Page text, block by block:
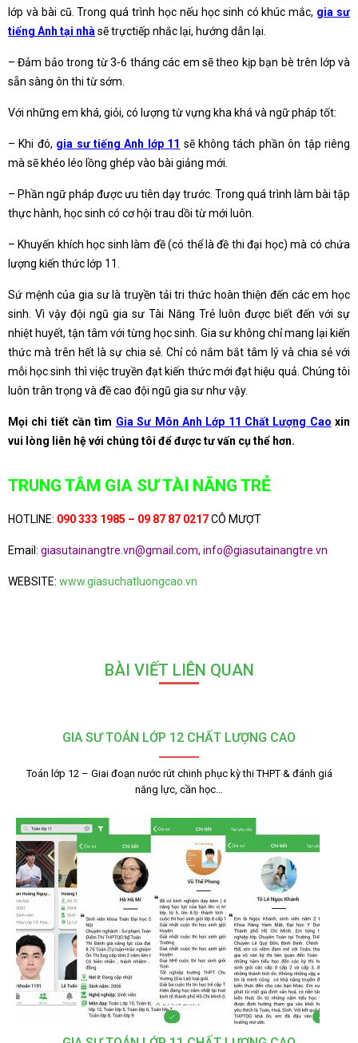
lớp và bài cũ. Trong quá trình học nếu học sinh có khúc mắc, gia sư
tiếng Anh tại nhà sẽ trựctiếp nhắc lại, hướng dẫn lại.
– Đảm bảo trong từ 3-6 tháng các em sẽ theo kịp bạn bè trên lớp và
sẵn sàng ôn thi từ sớm.
Với những em khá, giỏi, có lượng từ vựng kha khá và ngữ pháp tốt:
– Khi đó, gia sư tiếng Anh lớp 11 sẽ không tách phần ôn tập riêng
mà sẽ khéo léo lồng ghép vào bài giảng mới.
– Phần ngữ pháp được ưu tiên dạy trước. Trong quá trình làm bài tập
thực hành, học sinh có cơ hội trau dồi từ mới luôn.
– Khuyến khích học sinh làm đề (có thể là đề thi đại học) mà có chứa
lượng kiến thức lớp 11.
Sứ mệnh của gia sư là truyền tải tri thức hoàn thiện đến các em học
sinh. Vì vậy đội ngũ gia sư Tài Năng Trẻ luôn được biết đến với sự
nhiệt huyết, tận tâm với từng học sinh. Gia sư không chỉ mang lại kiến
thức mà trên hết là sự chia sẻ. Chỉ có nắm bắt tâm lý và chia sẻ với
mỗi học sinh thì việc truyền đạt kiến thức mới đạt hiệu quả. Chúng tôi
luôn trân trọng và đề cao đội ngũ gia sư như vậy.
Mọi chi tiết cần tìm Gia Sư Môn Anh Lớp 11 Chất Lượng Cao xin
vui lòng liên hệ với chúng tôi để được tư vấn cụ thể hơn.
TRUNG TÂM GIA SƯ TÀI NĂNG TRẺ
HOTLINE: 090 333 1985 – 09 87 87 0217CÔ MƯỢT
Email: giasutainangtre.vn@gmail.com, info@giasutainangtre.vn
WEBSITE: www.giasuchatluongcao.vn
BÀI VIẾT LIÊN QUAN
GIA SƯ TOÁN LỚP 12 CHẤT LƯỢNG CAO
Toán lớp 12 – Giai đoạn nước rút chinh phục kỳ thi THPT & đánh giá
năng lực, cần học…